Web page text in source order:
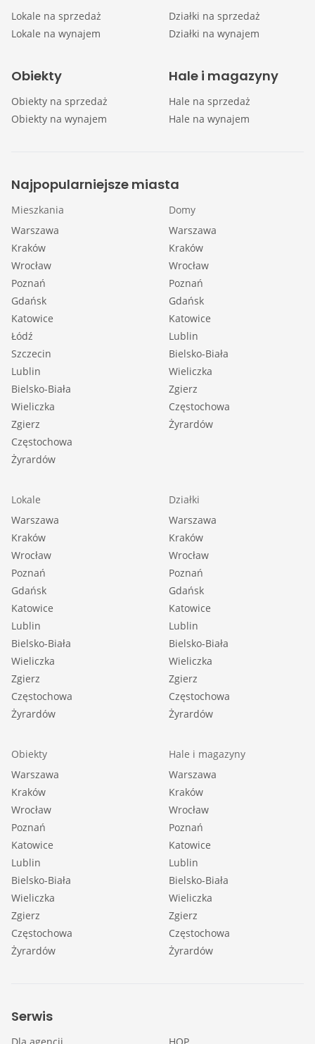
Lokale na sprzedaż
Lokale na wynajem
Działki na sprzedaż
Działki na wynajem
Obiekty
Obiekty na sprzedaż
Obiekty na wynajem
Hale i magazyny
Hale na sprzedaż
Hale na wynajem
Najpopularniejsze miasta
Mieszkania
Warszawa
Kraków
Wrocław
Poznań
Gdańsk
Katowice
Łódź
Szczecin
Lublin
Bielsko-Biała
Wieliczka
Zgierz
Częstochowa
Żyrardów
Domy
Warszawa
Kraków
Wrocław
Poznań
Gdańsk
Katowice
Lublin
Bielsko-Biała
Wieliczka
Zgierz
Częstochowa
Żyrardów
Lokale
Warszawa
Kraków
Wrocław
Poznań
Gdańsk
Katowice
Lublin
Bielsko-Biała
Wieliczka
Zgierz
Częstochowa
Żyrardów
Działki
Warszawa
Kraków
Wrocław
Poznań
Gdańsk
Katowice
Lublin
Bielsko-Biała
Wieliczka
Zgierz
Częstochowa
Żyrardów
Obiekty
Warszawa
Kraków
Wrocław
Poznań
Katowice
Lublin
Bielsko-Biała
Wieliczka
Zgierz
Częstochowa
Żyrardów
Hale i magazyny
Warszawa
Kraków
Wrocław
Poznań
Katowice
Lublin
Bielsko-Biała
Wieliczka
Zgierz
Częstochowa
Żyrardów
Serwis